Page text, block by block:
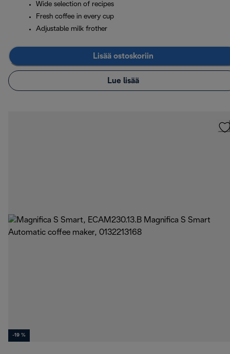
Wide selection of recipes
Fresh coffee in every cup
Adjustable milk frother
Lisää ostoskoriin
Lue lisää
-19 %